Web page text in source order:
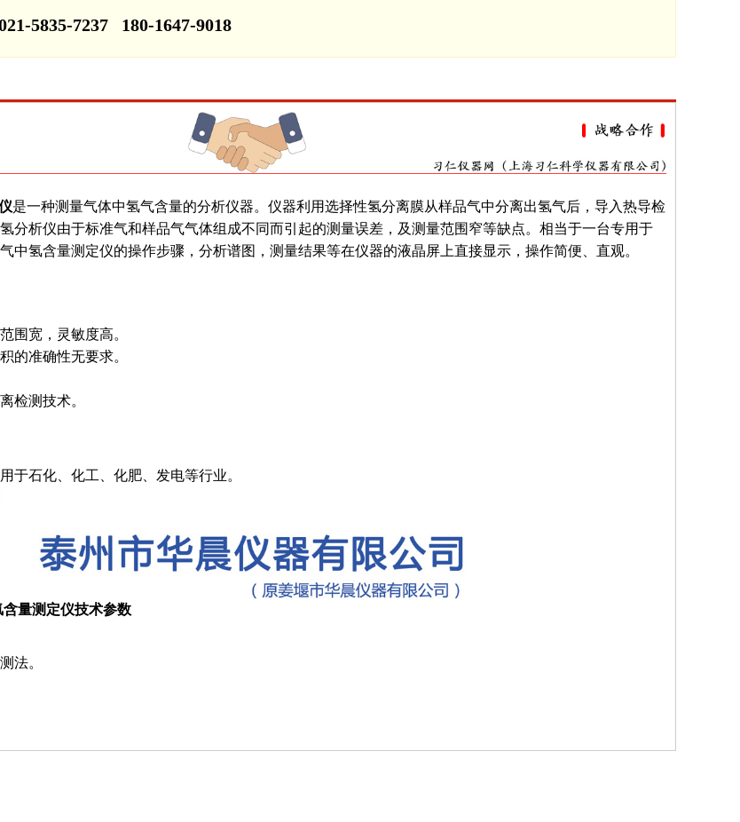
5835-7237 180-1647-9018
是一种测量气体中氢气含量的分析仪器。仪器利用选择性氢分离膜从样品气中分离出氢气后，导入热导检
分析仪由于标准气和样品气气体组成不同而引起的测量误差，及测量范围窄等缺点。相当于一台专用于
中氢含量测定仪的操作步骤，分析谱图，测量结果等在仪器的液晶屏上直接显示，操作简便、直观。
围宽，灵敏度高。
的准确性无要求。
检测技术。
于石化、化工、化肥、发电等行业。
量测定仪技术参数
法。